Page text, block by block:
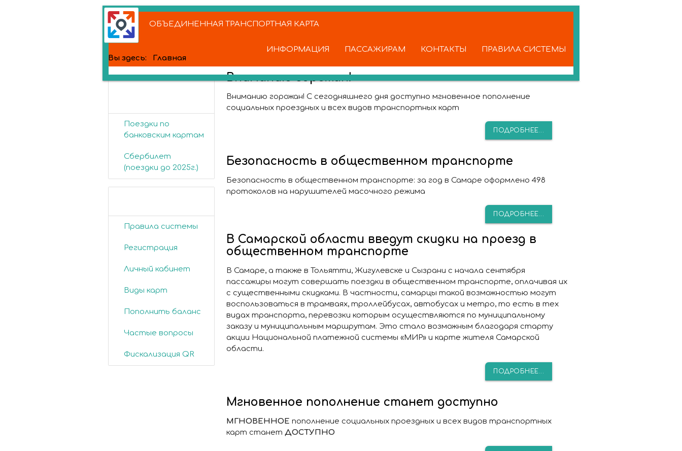
ОБЪЕДИНЕННАЯ ТРАНСПОРТНАЯ КАРТА
ИНФОРМАЦИЯ ПАССАЖИРАМ КОНТАКТЫ
ПРАВИЛА СИСТЕМЫ
Вы здесь: Главная
Поездки по
банковским картам
Сбербилет
(поездки до 2025г.)
Правила системы
Регистрация
Личный кабинет
Виды карт
Пополнить баланс
Частые вопросы
Фискализация QR
Вниманию горожан!
Вниманию горожан! С сегодняшнего дня доступно мгновенное пополнение
социальных проездных и всех видов транспортных карт
ПОДРОБНЕЕ...
Безопасность в общественном транспорте
Безопасность в общественном транспорте: за год в Самаре оформлено 498
протоколов на нарушителей масочного режима
ПОДРОБНЕЕ...
В Самарской области введут скидки на проезд в
общественном транспорте
В Самаре, а также в Тольятти, Жигулевске и Сызрани с начала сентября
пассажиры могут совершать поездки в общественном транспорте, оплачивая их
с существенными скидками. В частности, самарцы такой возможностью могут
воспользоваться в трамваях, троллейбусах, автобусах и метро, то есть в тех
видах транспорта, перевозки которым осуществляются по муниципальному
заказу и муниципальным маршрутам. Это стало возможным благодаря старту
акции Национальной платежной системы «МИР» и карте жителя Самарской
области.
ПОДРОБНЕЕ...
Мгновенное пополнение станет доступно
МГНОВЕННОЕ пополнение социальных проездных и всех видов транспортных
карт станет ДОСТУПНО